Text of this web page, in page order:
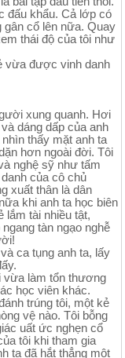
đấu khẩu. Cả lớp có
gân cổ lên nữa. Quay
thái độ của tôi như
vừa được vinh danh
xung quanh. Hơi
dáng dấp của anh
thấy mặt anh ta
hơn ngoài đời. Tôi
nghệ sỹ như tấm
của cô chủ
xuất thân là dân
khi anh ta học biên
lắm tài nhiều tật,
tàn ngạo nghễ
ca tụng anh ta, lấy
vừa làm tổn thương
học viên khác.
trúng tôi, một kẻ
vệ nào. Tôi bỗng
uất ức nghẹn cổ
tôi khi tham gia
ta đã hắt thẳng một